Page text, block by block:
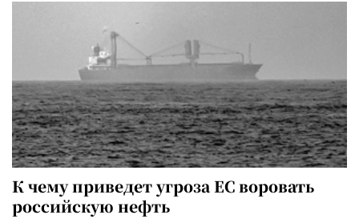
К чему приведет угроза ЕС воровать
российскую нефть